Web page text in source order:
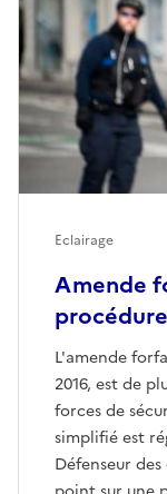
Amende
L'amende
2016, est de
forces de
simplifié est
Défenseur
Eclairage